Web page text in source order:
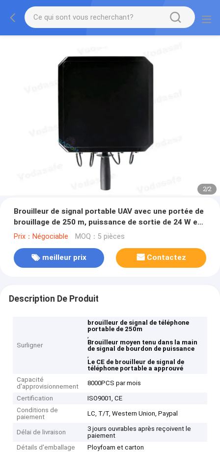
2/2
Brouilleur de signal portable UAV avec une portée de
brouillage de 250 m, puissance de sortie de 24 W et
4 bandes de fréquences
Prix：Négociable MOQ：5 pièces
meilleur prix Contactez
Description De Produit
Surligner
brouilleur de signal de téléphone
portable de 250m
,
Brouilleur moyen tenu dans la main
de signal de bourdon de puissance
,
Le CE de brouilleur de signal de
téléphone portable a approuvé
Capacité
d'approvisionnement
8000PCS par mois
Certification
ISO9001, CE
Conditions de
paiement
LC, T/T, Western Union, Paypal
Délai de livraison
3 jours ouvrables après reçoivent le
paiement
Détails d'emballage
Ployfoam et carton